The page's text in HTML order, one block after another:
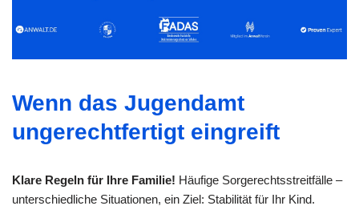
Wenn das Jugendamt
ungerechtfertigt eingreift
Klare Regeln für Ihre Familie! Häufige Sorgerechtsstreitfälle –
unterschiedliche Situationen, ein Ziel: Stabilität für Ihr Kind.